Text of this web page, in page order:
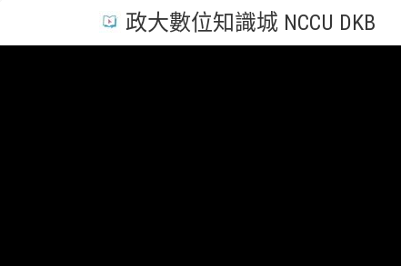
政大數位知識城 NCCU DKB